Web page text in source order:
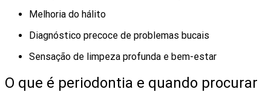
Melhoria do hálito
Diagnóstico precoce de problemas bucais
Sensação de limpeza profunda e bem-estar
O que é periodontia e quando procurar